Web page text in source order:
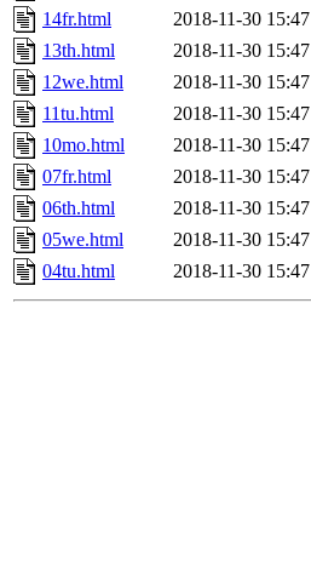
14fr.html
2018-11-30 15:47
13th.html
2018-11-30 15:47
12we.html
2018-11-30 15:47
11tu.html
2018-11-30 15:47
10mo.html
2018-11-30 15:47
07fr.html
2018-11-30 15:47
06th.html
2018-11-30 15:47
05we.html
2018-11-30 15:47
04tu.html
2018-11-30 15:47